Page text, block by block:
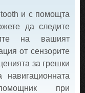
и с помощта
да следите
на вашият
от сензорите
за грешки
при